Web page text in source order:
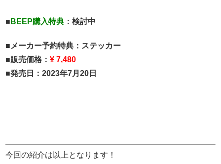
■ BEEP購入特典 ：検討中
■メーカー予約特典：ステッカー
■販売価格：¥ 7,480
■発売日：2023年7月20日
今回の紹介は以上となります！